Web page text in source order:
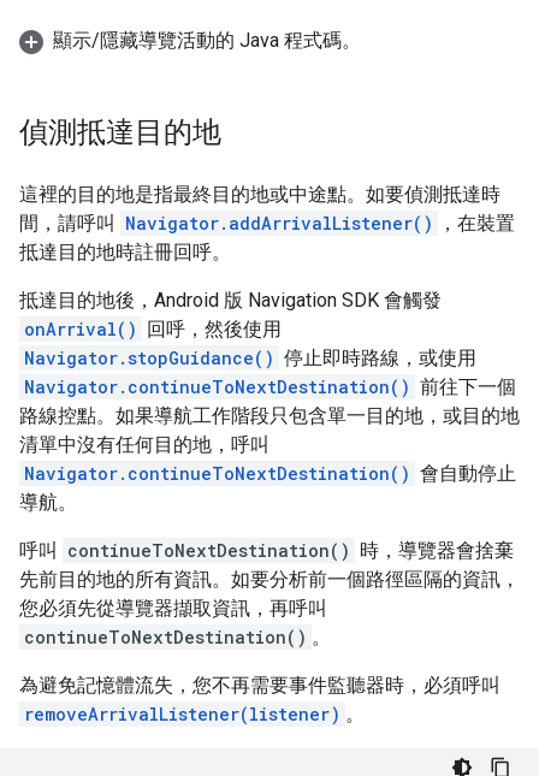
顯示/隱藏導覽活動的 Java 程式碼。
偵測抵達目的地
這裡的目的地是指最終目的地或中途點。如要偵測抵達時
間，請呼叫
Navigator.addArrivalListener()
，在裝置
抵達目的地時註冊回呼。
抵達目的地後，Android 版 Navigation SDK 會觸發
onArrival() 回呼，然後使用
Navigator.stopGuidance() 停止即時路線，或使用
Navigator.continueToNextDestination() 前往下一個
路線控點。如果導航工作階段只包含單一目的地，或目的地
清單中沒有任何目的地，呼叫
Navigator.continueToNextDestination() 會自動停止
導航。
呼叫 continueToNextDestination() 時，導覽器會捨棄
先前目的地的所有資訊。如要分析前一個路徑區隔的資訊，
您必須先從導覽器擷取資訊，再呼叫
continueToNextDestination() 。
為避免記憶體流失，您不再需要事件監聽器時，必須呼叫
removeArrivalListener(listener) 。